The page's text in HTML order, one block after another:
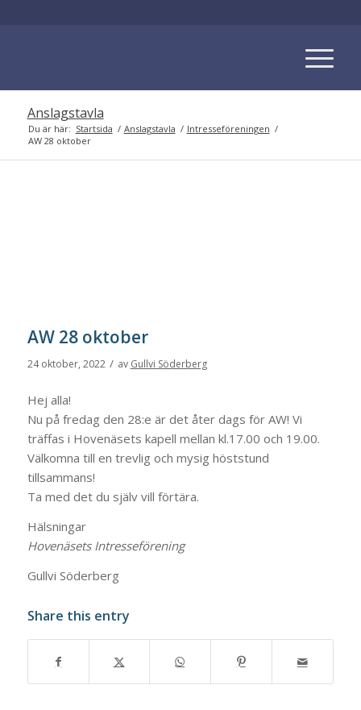
Anslagstavla
Du är här: Startsida / Anslagstavla / Intresseföreningen /
AW 28 oktober
AW 28 oktober
24 oktober, 2022 / av Gullvi Söderberg
Hej alla!
Nu på fredag den 28:e är det åter dags för AW! Vi
träffas i Hovenäsets kapell mellan kl.17.00 och 19.00.
Välkomna till en trevlig och mysig höststund
tillsammans!
Ta med det du själv vill förtära.
Hälsningar
Hovenäsets Intresseförening
Gullvi Söderberg
Share this entry